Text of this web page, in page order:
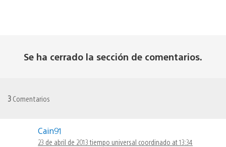
Se ha cerrado la sección de comentarios.
3 Comentarios
Cain91
23 de abril de 2013 tiempo universal coordinado at 13:34